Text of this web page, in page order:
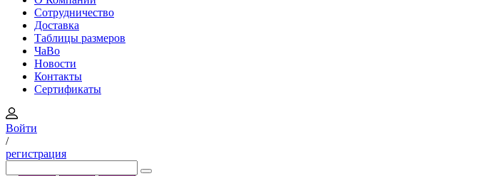
Сотрудничество
Доставка
Таблицы размеров
ЧаВо
Новости
Контакты
Сертификаты
Войти
/
регистрация